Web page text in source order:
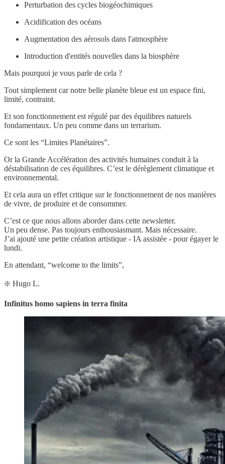
Perturbation des cycles biogéochimiques
Acidification des océans
Augmentation des aérosols dans l'atmosphère
Introduction d'entités nouvelles dans la biosphère
Mais pourquoi je vous parle de cela ?
Tout simplement car notre belle planète bleue est un espace fini,
limité, contraint.
Et son fonctionnement est régulé par des équilibres naturels
fondamentaux. Un peu comme dans un terrarium.
Ce sont les “Limites Planétaires”.
Or la Grande Accélération des activités humaines conduit à la
déstabilisation de ces équilibres. C’est le dérèglement climatique et
environnemental.
Et cela aura un effet critique sur le fonctionnement de nos manières
de vivre, de produire et de consommer.
C’est ce que nous allons aborder dans cette newsletter.
Un peu dense. Pas toujours enthousiasmant. Mais nécessaire.
J’ai ajouté une petite création artistique - IA assistée - pour égayer le
lundi.
En attendant, “welcome to the limits”,
❇️ Hugo L.
Infinitus homo sapiens in terra finita